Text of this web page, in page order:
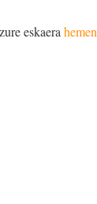
eskaera hemen